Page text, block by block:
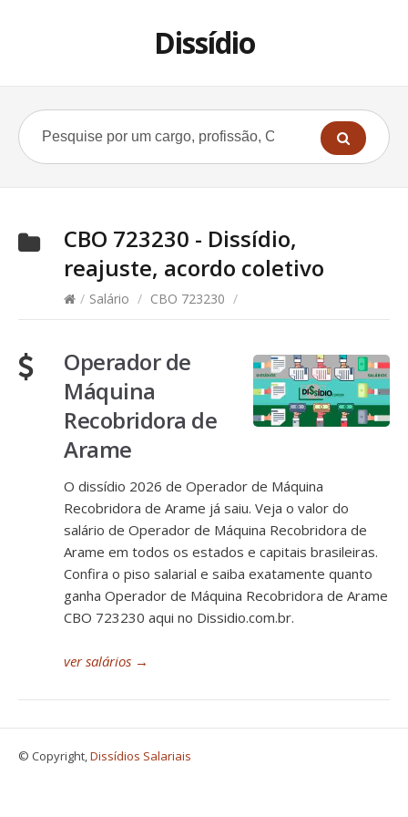
Dissídio
CBO 723230 - Dissídio,
reajuste, acordo coletivo
/ Salário / CBO 723230 /
Operador de
Máquina
Recobridora de
Arame
O dissídio 2026 de Operador de Máquina
Recobridora de Arame já saiu. Veja o valor do
salário de Operador de Máquina Recobridora de
Arame em todos os estados e capitais brasileiras.
Confira o piso salarial e saiba exatamente quanto
ganha Operador de Máquina Recobridora de Arame
CBO 723230 aqui no Dissidio.com.br.
ver salários →
© Copyright,Dissídios Salariais